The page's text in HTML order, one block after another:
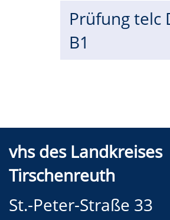
Prüfung telc
B1
vhs des Landkreises
Tirschenreuth
St.-Peter-Straße 33